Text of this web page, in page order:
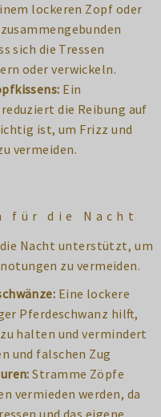
lockeren Zopf oder
sich die Tressen
oder verwickeln.
Ein
die Reibung auf
ist, um Frizz und
vermeiden.
für die Nacht
Nacht unterstützt, um
zu vermeiden.
Eine lockere
Pferdeschwanz hilft,
halten und vermindert
und falschen Zug
Stramme Zöpfe
vermieden werden, da